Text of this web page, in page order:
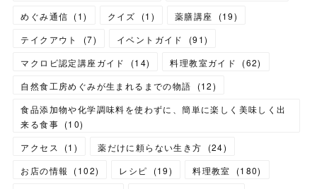
めぐみ通信 (1) クイズ (1 ) 薬膳講座 (19)
テイクアウト
(7) イベントガイド (91)
マクロビ認定講座ガイド
(14) 料理教室ガイド (62)
自然食工房めぐみが生まれるまでの物語
(12)
食品添加物や化学調味料を使わずに、簡単に楽しく美味しく出
来る食事 (10)
アクセス
(1 ) 薬だけに頼らない生き方 (24)
お店の情報
(102) レシピ (19) 料理教室 (180)